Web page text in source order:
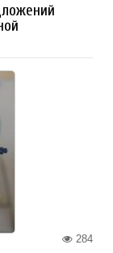
284